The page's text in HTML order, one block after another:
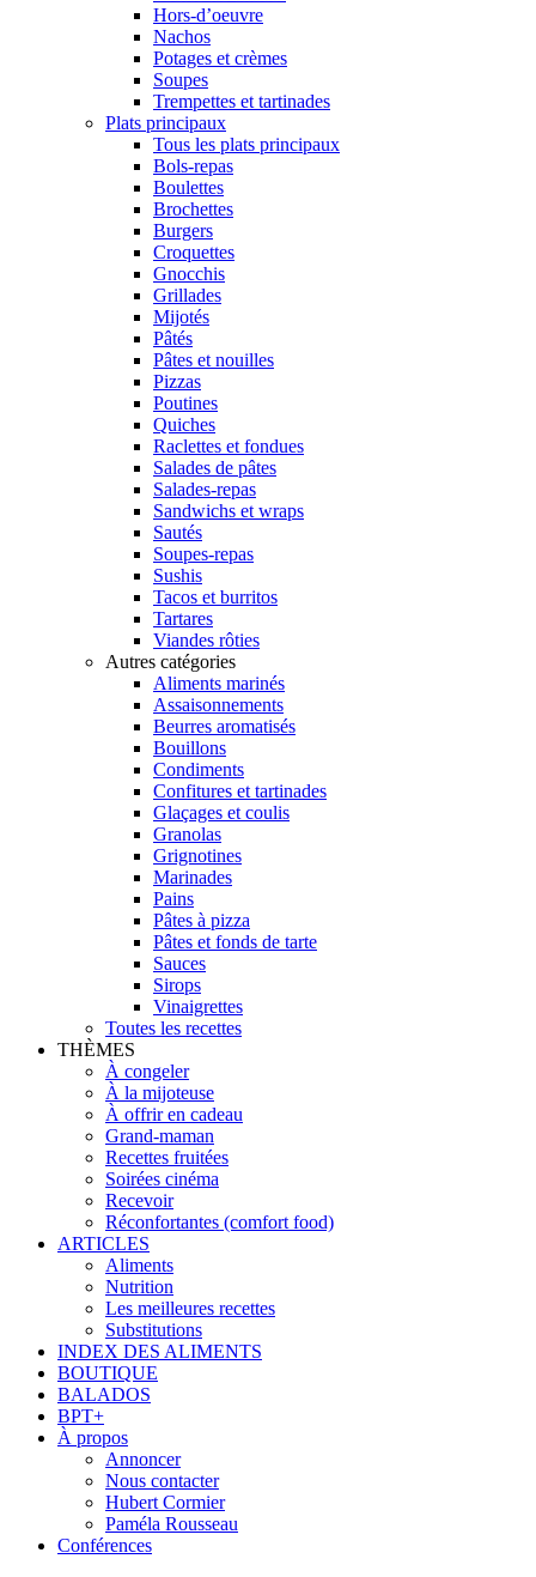
Hors-d’oeuvre
Nachos
Potages et crèmes
Soupes
Trempettes et tartinades
Plats principaux
Tous les plats principaux
Bols-repas
Boulettes
Brochettes
Burgers
Croquettes
Gnocchis
Grillades
Mijotés
Pâtés
Pâtes et nouilles
Pizzas
Poutines
Quiches
Raclettes et fondues
Salades de pâtes
Salades-repas
Sandwichs et wraps
Sautés
Soupes-repas
Sushis
Tacos et burritos
Tartares
Viandes rôties
Autres catégories
Aliments marinés
Assaisonnements
Beurres aromatisés
Bouillons
Condiments
Confitures et tartinades
Glaçages et coulis
Granolas
Grignotines
Marinades
Pains
Pâtes à pizza
Pâtes et fonds de tarte
Sauces
Sirops
Vinaigrettes
Toutes les recettes
THÈMES
À congeler
À la mijoteuse
À offrir en cadeau
Grand-maman
Recettes fruitées
Soirées cinéma
Recevoir
Réconfortantes (comfort food)
ARTICLES
Aliments
Nutrition
Les meilleures recettes
Substitutions
INDEX DES ALIMENTS
BOUTIQUE
BALADOS
BPT+
À propos
Annoncer
Nous contacter
Hubert Cormier
Paméla Rousseau
Conférences